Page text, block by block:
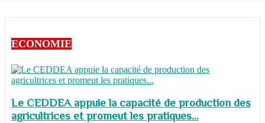
ECONOMIE
Le CEDDEA appuie la capacité de production des
agricultrices et promeut les pratiques...